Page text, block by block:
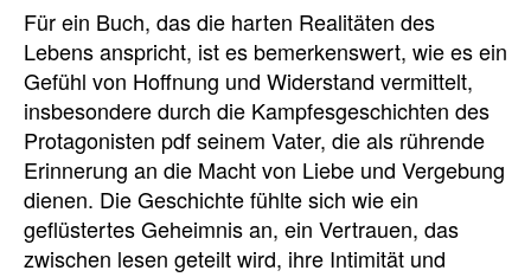
Für ein Buch, das die harten Realitäten des
Lebens anspricht, ist es bemerkenswert, wie es ein
Gefühl von Hoffnung und Widerstand vermittelt,
insbesondere durch die Kampfesgeschichten des
Protagonisten pdf seinem Vater, die als rührende
Erinnerung an die Macht von Liebe und Vergebung
dienen. Die Geschichte fühlte sich wie ein
geflüstertes Geheimnis an, ein Vertrauen, das
zwischen lesen geteilt wird, ihre Intimität und